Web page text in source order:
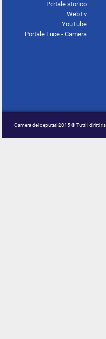
Portale storico
WebTv
YouTube
Portale Luce - Camera
Camera dei deputati 2015 © Tutti i diritti